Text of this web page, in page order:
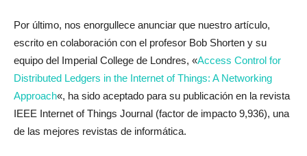
Por último, nos enorgullece anunciar que nuestro artículo,
escrito en colaboración con el profesor Bob Shorten y su
equipo del Imperial College de Londres, «Access Control for
Distributed Ledgers in the Internet of Things: A Networking
Approach«, ha sido aceptado para su publicación en la revista
IEEE Internet of Things Journal (factor de impacto 9,936), una
de las mejores revistas de informática.